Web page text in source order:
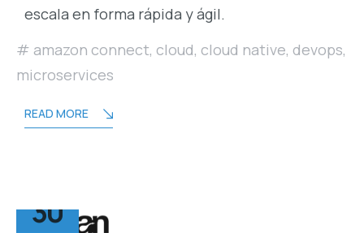
escala en forma rápida y ágil.
amazon connect, cloud, cloud native, devops,
microservices
READ MORE
30